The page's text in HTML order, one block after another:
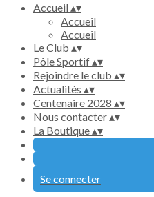
Accueil▴▾
Accueil
Accueil
Le Club ▴▾
Pôle Sportif▴▾
Rejoindre le club ▴▾
Actualités ▴▾
Centenaire 2028 ▴▾
Nous contacter▴▾
La Boutique▴▾
Se connecter